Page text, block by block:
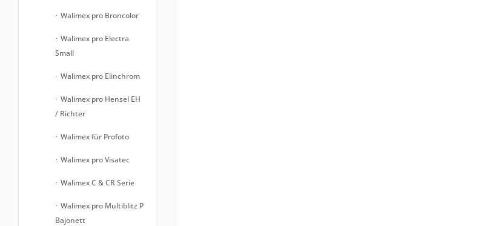
Walimex pro Broncolor
Walimex pro Electra
Small
Walimex pro Elinchrom
Walimex pro Hensel EH
/ Richter
Walimex für Profoto
Walimex pro Visatec
Walimex C & CR Serie
Walimex pro Multiblitz P
Bajonett